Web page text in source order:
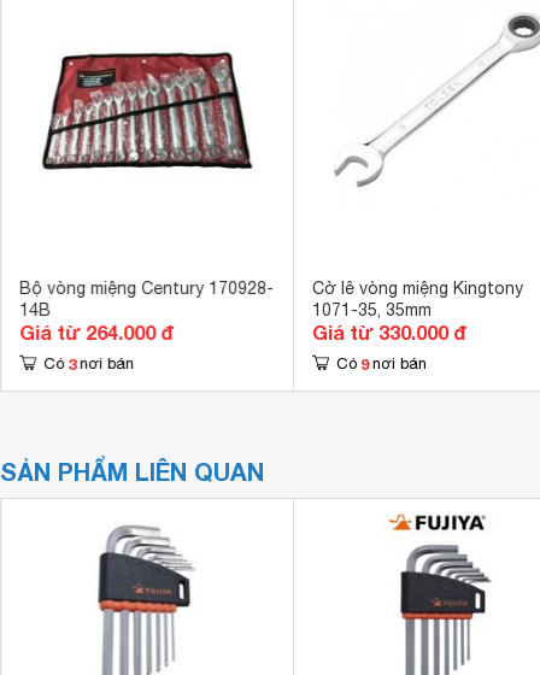
Bộ vòng miệng Century 170928-
14B
Giá từ 264.000 đ
Có 3 nơi bán
Cờ lê vòng miệng Kingtony
1071-35, 35mm
Giá từ 330.000 đ
Có 9 nơi bán
SẢN PHẨM LIÊN QUAN